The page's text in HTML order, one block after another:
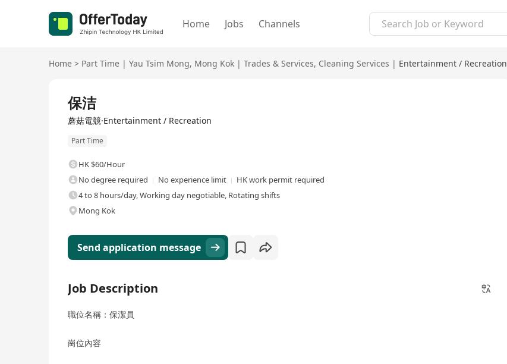
Home Jobs Channels
Home > Part Time | Yau Tsim Mong, Mong Kok | Trades & Services, Cleaning Services | Entertainment / Recreation
保洁
蘑菇電競·Entertainment / Recreation
Part Time
HK $60/Hour
No degree required
No experience limit
HK work permit required
4 to 8 hours/day, Working day negotiable, Rotating shifts
Mong Kok
Send application message
Job Description
職位名稱：保潔員
崗位內容